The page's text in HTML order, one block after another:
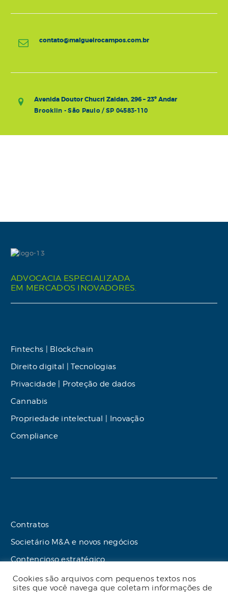
contato@malgueirocampos.com.br
Avenida Doutor Chucri Zaidan, 296 – 23º Andar
Brooklin - São Paulo / SP 04583-110
ADVOCACIA ESPECIALIZADA
EM MERCADOS INOVADORES.
Fintechs | Blockchain
Direito digital | Tecnologias
Privacidade | Proteção de dados
Cannabis
Propriedade intelectual | Inovação
Compliance
Contratos
Societário M&A e novos negócios
Contencioso estratégico
Tributário
Cookies são arquivos com pequenos textos nos
sites que você navega que coletam informações de